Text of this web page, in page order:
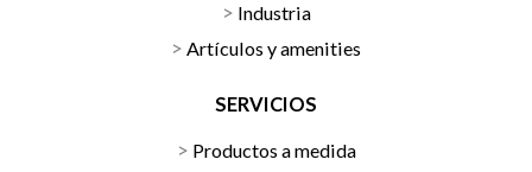
Industria
Artículos y amenities
SERVICIOS
Productos a medida